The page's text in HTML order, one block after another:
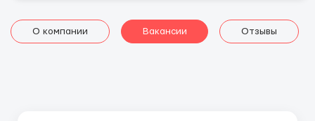
О компании Вакансии Отзывы